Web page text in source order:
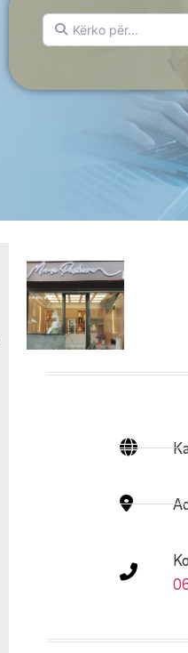
Kërko për...